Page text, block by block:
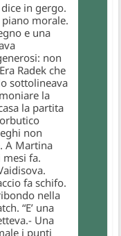
in gergo.
morale.
e una
non
Radek che
sottolineava
la
la partita
non
A Martina
fa.
fa schifo.
nella
“E’ una
Una
i punti